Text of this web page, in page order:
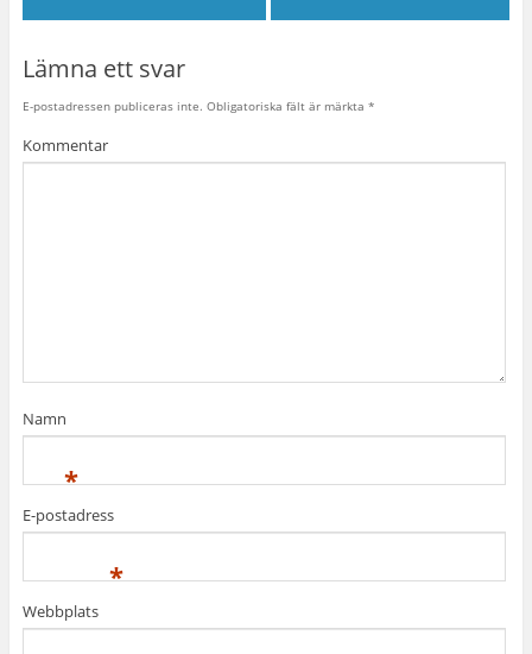
Lämna ett svar
E-postadressen publiceras inte. Obligatoriska fält är märkta *
Kommentar
Namn
*
E-postadress
*
Webbplats